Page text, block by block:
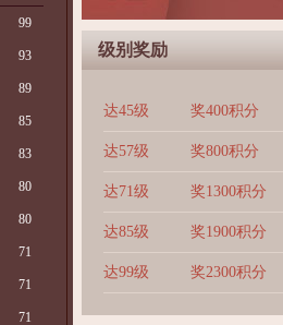
99
93
89
85
83
80
80
71
71
71
级别奖励
达45级 奖400积分
达57级 奖800积分
达71级 奖1300积分
达85级 奖1900积分
达99级 奖2300积分